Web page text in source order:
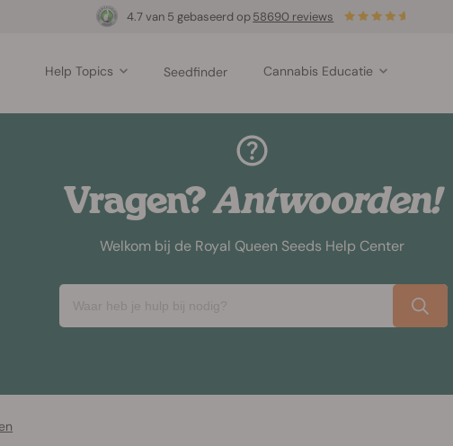
4.7 van 5 gebaseerd op58690 reviews
Help Topics Seedfinder Cannabis Educatie
Vragen?Antwoorden!
Welkom bij de Royal Queen Seeds Help Center